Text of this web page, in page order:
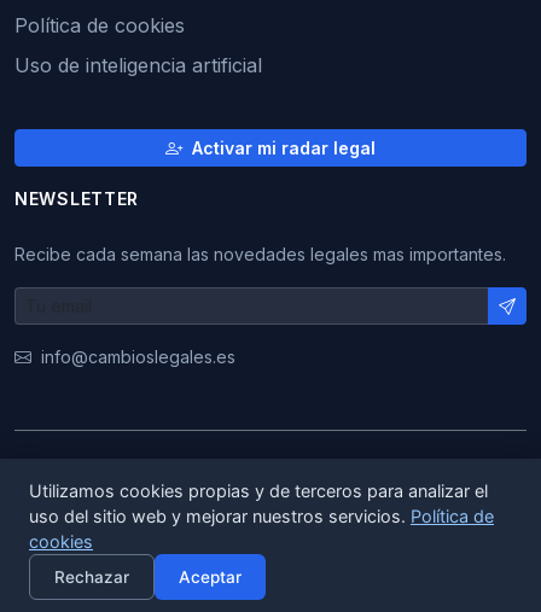
Política de cookies
Uso de inteligencia artificial
Activar mi radar legal
NEWSLETTER
Recibe cada semana las novedades legales mas importantes.
info@cambioslegales.es
reservados.
ES|EN
Utilizamos cookies propias y de terceros para analizar el
uso del sitio web y mejorar nuestros servicios. Política de
cookies
Rechazar Aceptar